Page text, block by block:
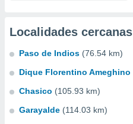
Localidades cercanas
Paso de Indios (76.54 km)
Dique Florentino Ameghino
Chasico (105.93 km)
Garayalde (114.03 km)